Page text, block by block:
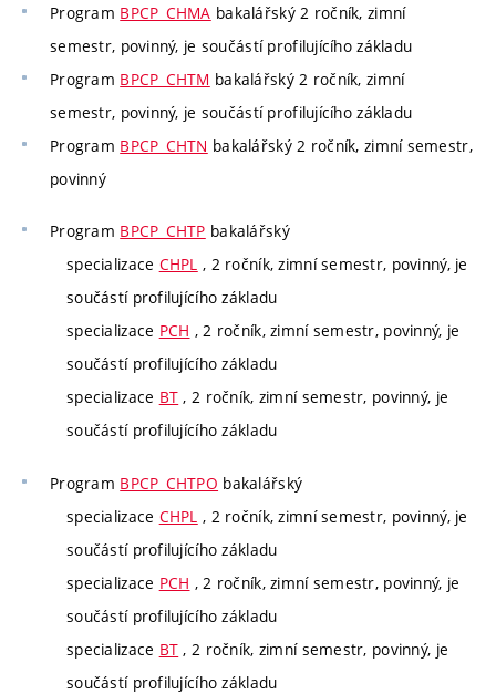
Program BPCP_CHMA bakalářský 2 ročník, zimní
semestr, povinný, je součástí profilujícího základu
Program BPCP_CHTM bakalářský 2 ročník, zimní
semestr, povinný, je součástí profilujícího základu
Program BPCP_CHTN bakalářský 2 ročník, zimní semestr,
povinný
Program BPCP_CHTP bakalářský
specializace CHPL , 2 ročník, zimní semestr, povinný, je
součástí profilujícího základu
specializace PCH , 2 ročník, zimní semestr, povinný, je
součástí profilujícího základu
specializace BT , 2 ročník, zimní semestr, povinný, je
součástí profilujícího základu
Program BPCP_CHTPO bakalářský
specializace CHPL , 2 ročník, zimní semestr, povinný, je
součástí profilujícího základu
specializace PCH , 2 ročník, zimní semestr, povinný, je
součástí profilujícího základu
specializace BT , 2 ročník, zimní semestr, povinný, je
součástí profilujícího základu